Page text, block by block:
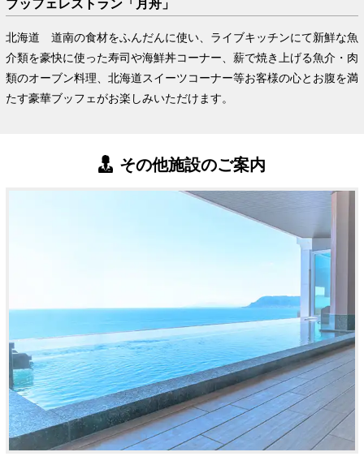
ブッフェレストラン「月舟」
北海道 道南の食材をふんだんに使い、ライブキッチンにて新鮮な魚
介類を豪快に使った寿司や海鮮丼コーナー、薪で焼き上げる魚介・肉
類のオーブン料理、北海道スイーツコーナー等お客様の心とお腹を満
たす豪華ブッフェがお楽しみいただけます。
その他施設のご案内